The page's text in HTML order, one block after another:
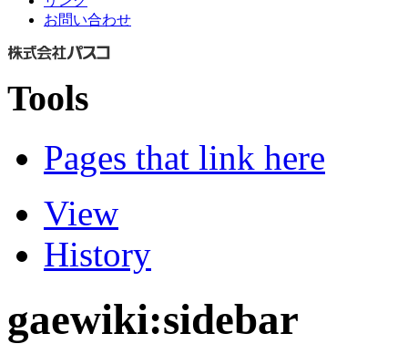
お問い合わせ
Tools
Pages that link here
View
History
gaewiki:sidebar